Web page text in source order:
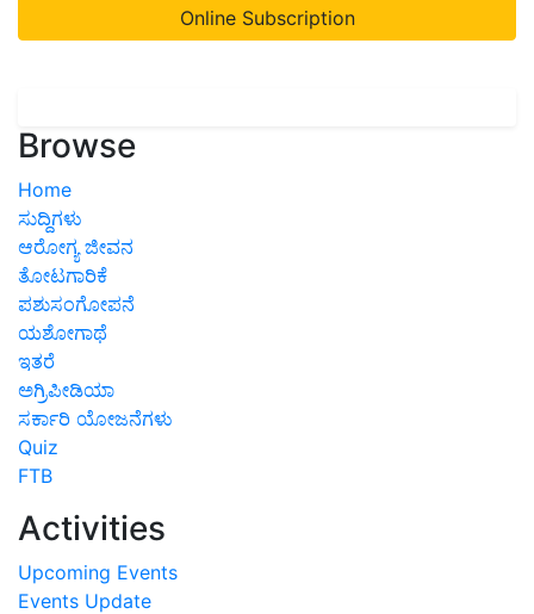
Online Subscription
Browse
Home
ಸುದ್ದಿಗಳು
ಆರೋಗ್ಯ ಜೀವನ
ತೋಟಗಾರಿಕೆ
ಪಶುಸಂಗೋಪನೆ
ಯಶೋಗಾಥೆ
ಇತರೆ
ಅಗ್ರಿಪೀಡಿಯಾ
ಸರ್ಕಾರಿ ಯೋಜನೆಗಳು
Quiz
FTB
Activities
Upcoming Events
Events Update